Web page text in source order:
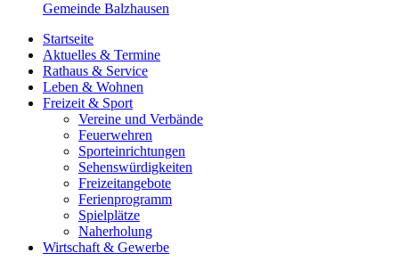
Gemeinde Balzhausen
Startseite
Aktuelles & Termine
Rathaus & Service
Leben & Wohnen
Freizeit & Sport
Vereine und Verbände
Feuerwehren
Sporteinrichtungen
Sehenswürdigkeiten
Freizeitangebote
Ferienprogramm
Spielplätze
Naherholung
Wirtschaft & Gewerbe